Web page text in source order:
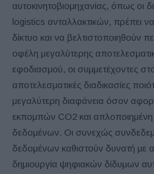
αυτοκινητοβιομηχανίας, όπως οι
logistics ανταλλακτικών, πρέπει
δίκτυο και να βελτιστοποιηθούν
οφέλη μεγαλύτερης
εφοδιασμού, οι συμμετέχοντες
αποτελεσματικές διαδικασίες
μεγαλύτερη διαφάνεια όσον
εκπομπών CO2 και απλοποιημένη
δεδομένων. Οι συνεχώς
δεδομένων καθιστούν δυνατή με
δημιουργία ψηφιακών δίδυμων